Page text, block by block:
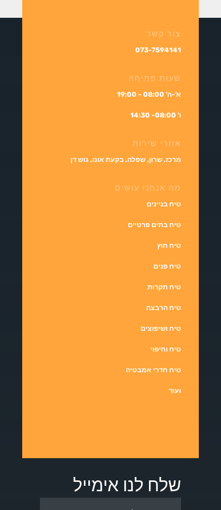
צור קשר
073-7594141
שעות פתיחה
א'-ה' 08:00 - 19:00
ו' 08:00- 14:30
אזורי שירות
מרכז, שרון, שפלה, בקעת אונו, גוש דן
מה אנחנו עושים
טיח בניינים
טיח בתים פרטיים
טיח חוץ
טיח פנים
טיח תקרות
טיח הרבצה
טיח ושיפוצים
טיח וחיפוי
טיח חדרי אמבטיה
ועוד
שלח לנו אימייל